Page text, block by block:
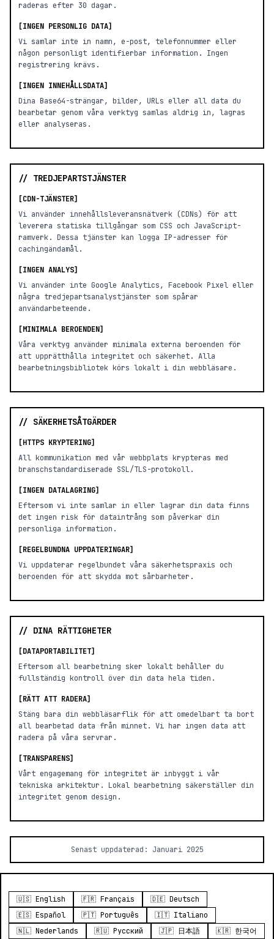
raderas efter 30 dagar.
[INGEN PERSONLIG DATA]
Vi samlar inte in namn, e-post, telefonnummer eller
någon personligt identifierbar information. Ingen
registrering krävs.
[INGEN INNEHÅLLSDATA]
Dina Base64-strängar, bilder, URLs eller all data du
bearbetar genom våra verktyg samlas aldrig in, lagras
eller analyseras.
// TREDJEPARTSTJÄNSTER
[CDN-TJÄNSTER]
Vi använder innehållsleveransnätverk (CDNs) för att
leverera statiska tillgångar som CSS och JavaScript-
ramverk. Dessa tjänster kan logga IP-adresser för
cachingändamål.
[INGEN ANALYS]
Vi använder inte Google Analytics, Facebook Pixel eller
några tredjepartsanalystjänster som spårar
användarbeteende.
[MINIMALA BEROENDEN]
Våra verktyg använder minimala externa beroenden för
att upprätthålla integritet och säkerhet. Alla
bearbetningsbibliotek körs lokalt i din webbläsare.
// SÄKERHETSÅTGÄRDER
[HTTPS KRYPTERING]
All kommunikation med vår webbplats krypteras med
branschstandardiserade SSL/TLS-protokoll.
[INGEN DATALAGRING]
Eftersom vi inte samlar in eller lagrar din data finns
det ingen risk för dataintrång som påverkar din
personliga information.
[REGELBUNDNA UPPDATERINGAR]
Vi uppdaterar regelbundet våra säkerhetspraxis och
beroenden för att skydda mot sårbarheter.
// DINA RÄTTIGHETER
[DATAPORTABILITET]
Eftersom all bearbetning sker lokalt behåller du
fullständig kontroll över din data hela tiden.
[RÄTT ATT RADERA]
Stäng bara din webbläsarflik för att omedelbart ta bort
all bearbetad data från minnet. Vi har ingen data att
radera på våra servrar.
[TRANSPARENS]
Vårt engagemang för integritet är inbyggt i vår
tekniska arkitektur. Lokal bearbetning säkerställer din
integritet genom design.
Senast uppdaterad: Januari 2025
🇺🇸 English 🇫🇷 Français
🇩🇪 Deutsch
🇪🇸 Español
🇵🇹 Português
🇮🇹 Italiano
🇳🇱 Nederlands
🇷🇺 Русский 🇯🇵 日本語 🇰🇷 한국어